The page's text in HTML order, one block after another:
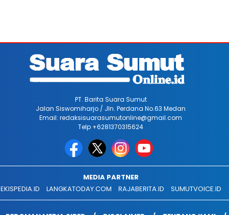
PT. Barita Suara Sumut
Jalan Siswomiharjo / Jln. Perdana No.63 Medan
Email: redaksisuarasumutonline@gmail.com
Telp +6281370315624
MEDIA PARTNER
EKISPEDIA.ID
LANGKATODAY.COM RAJABERITA.ID SUMUTVOICE.ID